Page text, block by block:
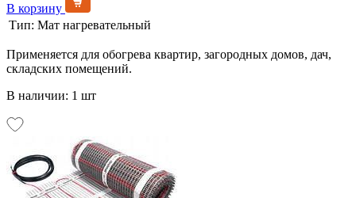
В корзину
Тип: Мат нагревательный
Применяется для обогрева квартир, загородных домов, дач,
складских помещений.
В наличии: 1 шт